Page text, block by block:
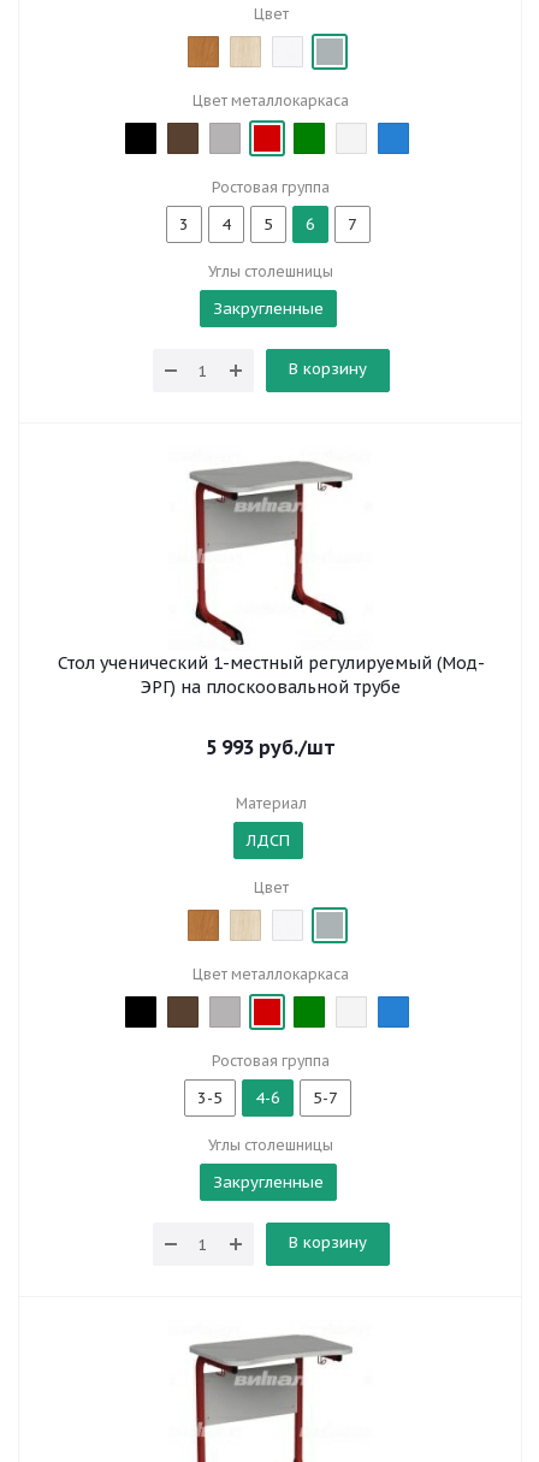
Цвет
Цвет металлокаркаса
Ростовая группа
3 4 5 6 7
Углы столешницы
Закругленные
В корзину
Стол ученический 1-местный регулируемый (Мод-
ЭРГ) на плоскоовальной трубе
5 993 руб./шт
Материал
ЛДСП
Цвет
Цвет металлокаркаса
Ростовая группа
3-5 4-6 5-7
Углы столешницы
Закругленные
В корзину